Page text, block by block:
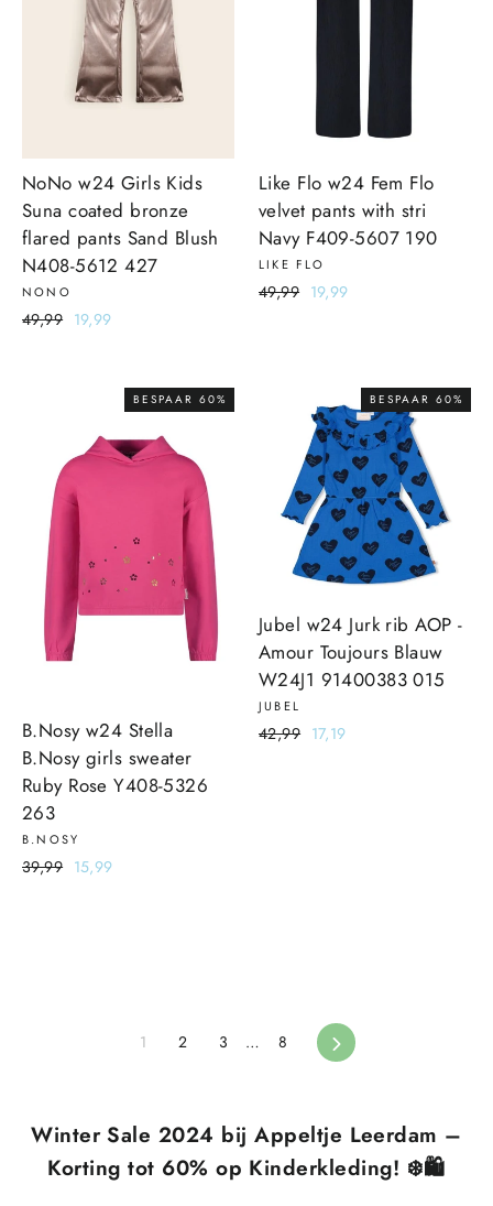
NoNo w24 Girls Kids
Suna coated bronze
flared pants Sand Blush
N408-5612 427
NONO
Normale
49,99 Sale
19,99
Like Flo w24 Fem Flo
velvet pants with stri
Navy F409-5607 190
LIKE FLO
Normale
49,99 Sale
19,99
BESPAAR 60%
B.Nosy w24 Stella
B.Nosy girls sweater
Ruby Rose Y408-5326
263
B.NOSY
Normale
39,99 Sale
15,99
BESPAAR 60%
Jubel w24 Jurk rib AOP -
Amour Toujours Blauw
W24J1 91400383 015
JUBEL
Normale
42,99 Sale
17,19
1 2 3 … 8 Volgende
Winter Sale 2024 bij Appeltje Leerdam –
Korting tot 60% op Kinderkleding! ❄️🛍️